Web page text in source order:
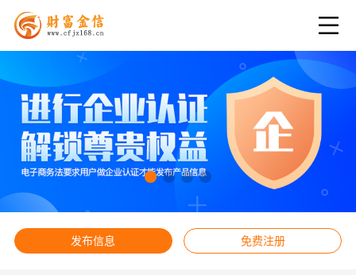
发布信息 免费注册